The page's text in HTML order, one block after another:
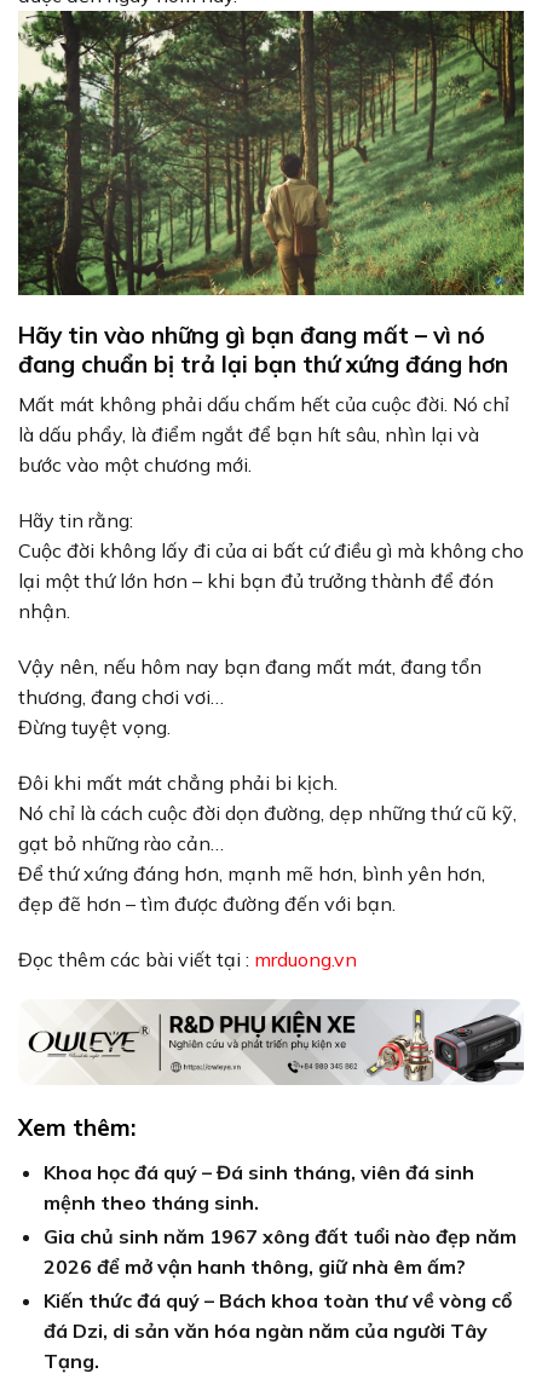
Hãy tin vào những gì bạn đang mất – vì nó
đang chuẩn bị trả lại bạn thứ xứng đáng hơn
Mất mát không phải dấu chấm hết của cuộc đời. Nó chỉ
là dấu phẩy, là điểm ngắt để bạn hít sâu, nhìn lại và
bước vào một chương mới.
Hãy tin rằng:
Cuộc đời không lấy đi của ai bất cứ điều gì mà không cho
lại một thứ lớn hơn – khi bạn đủ trưởng thành để đón
nhận.
Vậy nên, nếu hôm nay bạn đang mất mát, đang tổn
thương, đang chơi vơi…
Đừng tuyệt vọng.
Đôi khi mất mát chẳng phải bi kịch.
Nó chỉ là cách cuộc đời dọn đường, dẹp những thứ cũ kỹ,
gạt bỏ những rào cản…
Để thứ xứng đáng hơn, mạnh mẽ hơn, bình yên hơn,
đẹp đẽ hơn – tìm được đường đến với bạn.
Đọc thêm các bài viết tại : mrduong.vn
Xem thêm:
Khoa học đá quý – Đá sinh tháng, viên đá sinh
mệnh theo tháng sinh.
Gia chủ sinh năm 1967 xông đất tuổi nào đẹp năm
2026 để mở vận hanh thông, giữ nhà êm ấm?
Kiến thức đá quý – Bách khoa toàn thư về vòng cổ
đá Dzi, di sản văn hóa ngàn năm của người Tây
Tạng.